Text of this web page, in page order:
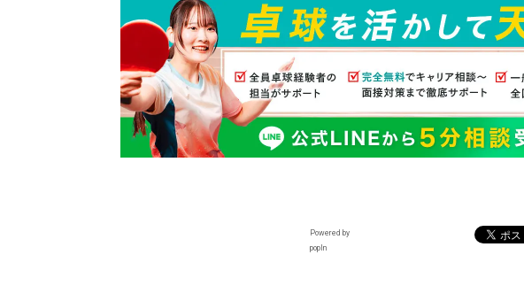
Powered by
popIn